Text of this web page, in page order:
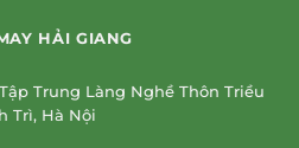
HẢI GIANG
Trung Làng Nghề Thôn Triều
Trì, Hà Nội